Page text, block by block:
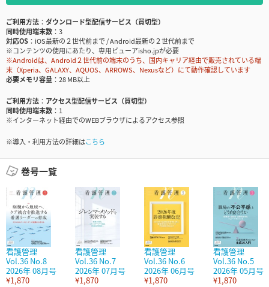
ご利用方法
ダウンロード型配信サービス（買切型）
同時使用端末数
3
対応OS
iOS最新の２世代前まで / Android最新の２世代前まで
※コンテンツの使用にあたり、専用ビューアisho.jpが必要
※Androidは、Android２世代前の端末のうち、国内キャリア経由で販売されている端
末（Xperia、GALAXY、AQUOS、ARROWS、Nexusなど）にて動作確認しています
必要メモリ容量
28 MB以上
ご利用方法
アクセス型配信サービス（買切型）
同時使用端末数
1
※インターネット経由でのWEBブラウザによるアクセス参照
※導入・利用方法の詳細はこちら
巻号一覧
看護管理
Vol.36 No.8
2026年 08月号
¥1,870
看護管理
Vol.36 No.7
2026年 07月号
¥1,870
看護管理
Vol.36 No.6
2026年 06月号
¥1,870
看護管理
Vol.36 No.5
2026年 05月号
¥1,870